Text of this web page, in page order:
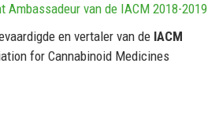
Ambassadeur van de IACM 2018-2019
en vertaler van de IACM
for Cannabinoid Medicines